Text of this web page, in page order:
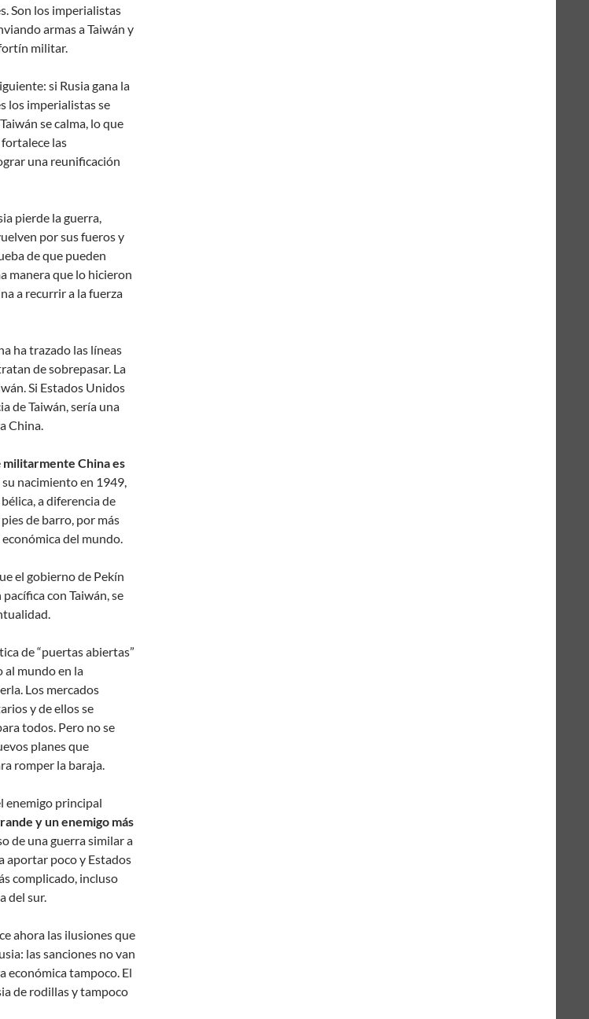
Son los imperialistas
armas a Taiwán y
militar.
si Rusia gana la
los imperialistas se
se calma, lo que
las
una reunificación
pierde la guerra,
por sus fueros y
de que pueden
manera que lo hicieron
a recurrir a la fuerza
ha trazado las líneas
de sobrepasar. La
Si Estados Unidos
de Taiwán, sería una
China.
militarmente China es
su nacimiento en 1949,
a diferencia de
de barro, por más
del mundo.
el gobierno de Pekín
con Taiwán, se
de “puertas abiertas”
al mundo en la
Los mercados
y de ellos se
todos. Pero no se
planes que
romper la baraja.
enemigo principal
y un enemigo más
de una guerra similar a
aportar poco y Estados
complicado, incluso
del sur.
ahora las ilusiones que
las sanciones no van
económica tampoco. El
de rodillas y tampoco